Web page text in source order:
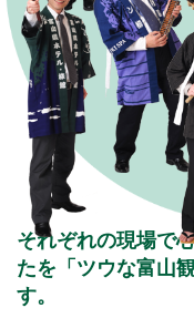
それぞれの現場で
たを「ツウな富山
す。